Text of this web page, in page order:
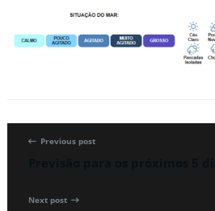
Previous post
Next post